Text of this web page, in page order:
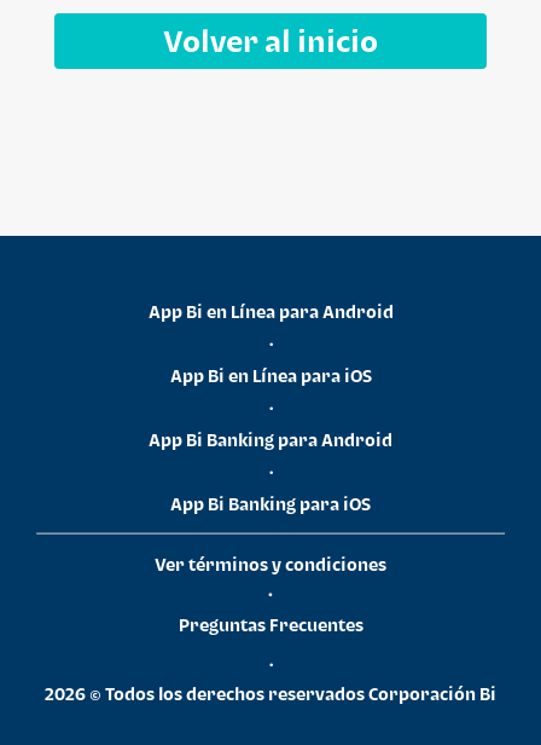
Volver al inicio
App Bi en Línea para Android
•
App Bi en Línea para iOS
•
App Bi Banking para Android
•
App Bi Banking para iOS
Ver términos y condiciones
•
Preguntas Frecuentes
•
2026 © Todos los derechos reservados Corporación Bi